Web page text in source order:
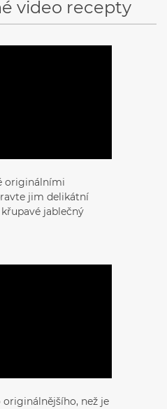
video recepty
originálními
jim delikátní
jablečný
než je